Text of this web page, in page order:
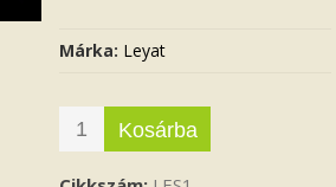
Márka: Leyat
Kosárba